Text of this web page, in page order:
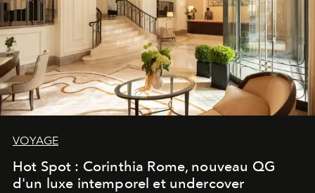
VOYAGE
Hot Spot : Corinthia Rome, nouveau QG
d'un luxe intemporel et undercover